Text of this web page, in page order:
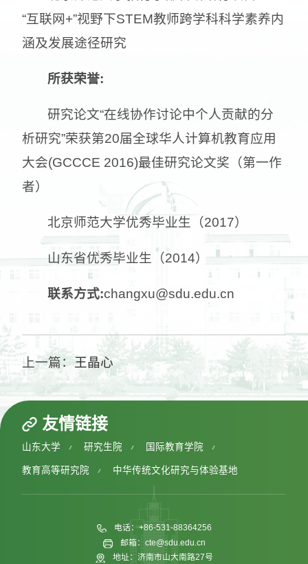
“互联网+”视野下STEM教师跨学科科学素养内
涵及发展途径研究
所获荣誉:
研究论文“在线协作讨论中个人贡献的分
析研究”荣获第20届全球华人计算机教育应用
大会(GCCCE 2016)最佳研究论文奖（第一作
者）
北京师范大学优秀毕业生（2017）
山东省优秀毕业生（2014）
联系方式:changxu@sdu.edu.cn
上一篇：王晶心
友情链接
山东大学 研究生院 国际教育学院
教育高等研究院 中华传统文化研究与体验基地
电话：+86-531-88364256
邮箱：cte@sdu.edu.cn
地址：济南市山大南路27号